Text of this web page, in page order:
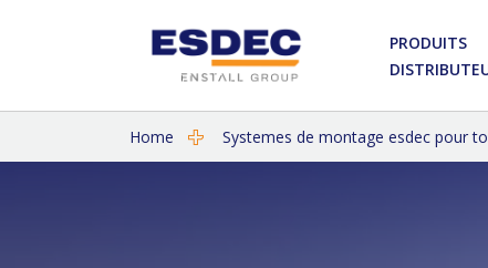
PRODUITS
Home Systemes de montage esdec pour